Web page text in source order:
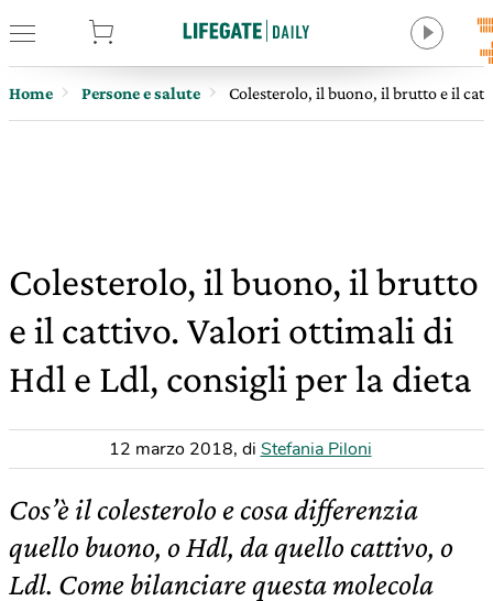
Home Persone e salute Colesterolo, il buono, il brutto e il
Colesterolo, il buono, il brutto
e il cattivo. Valori ottimali di
Hdl e Ldl, consigli per la dieta
12 marzo 2018, di Stefania Piloni
Cos’è il colesterolo e cosa differenzia
quello buono, o Hdl, da quello cattivo, o
Ldl. Come bilanciare questa molecola